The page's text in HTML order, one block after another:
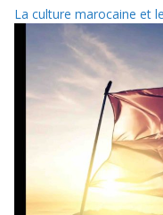
La culture marocaine et